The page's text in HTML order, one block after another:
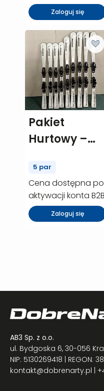
Zaloguj się
Pakiet
Hurtowy –
element W –
5 szt.
(P00309)
5 par
Cena dostępna po
aktywacji konta B2B
Zaloguj się
AB3 Sp. z o.o.
ul. Bydgoska 6, 30-056
NIP: 5130269418 | REGON:
kontakt@dobrenarty.pl |